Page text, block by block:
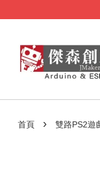
首頁 › 雙路PS2遊